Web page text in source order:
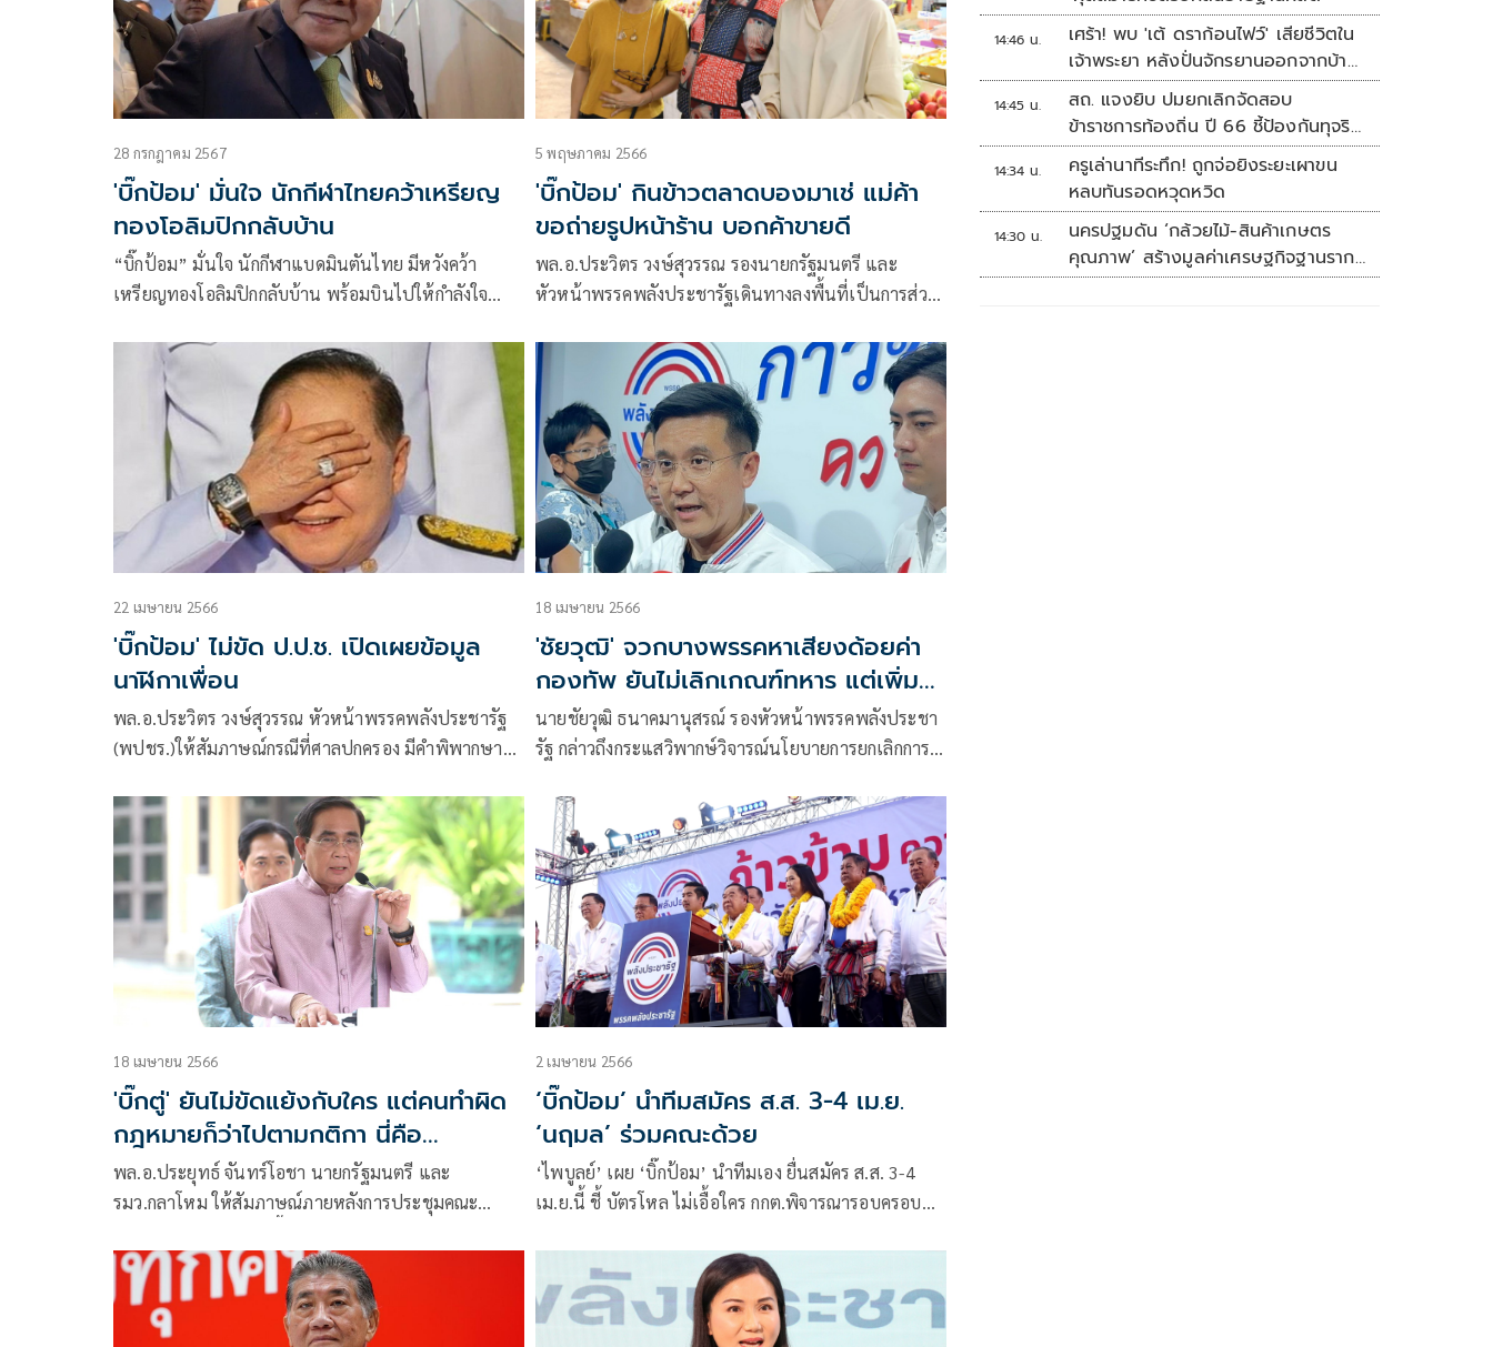
28 กรกฎาคม 2567
'บิ๊กป้อม' มั่นใจ นักกีฬาไทยคว้าเหรียญ
ทองโอลิมปิกกลับบ้าน
“บิ๊กป้อม” มั่นใจ นักกีฬาแบดมินตันไทย มีหวังคว้า
เหรียญทองโอลิมปิกกลับบ้าน พร้อมบินไปให้กำลังใจ
5 พฤษภาคม 2566
'บิ๊กป้อม' กินข้าวตลาดบองมาเช่ แม่ค้า
ขอถ่ายรูปหน้าร้าน บอกค้าขายดี
พล.อ.ประวิตร วงษ์สุวรรณ รองนายกรัฐมนตรี และ
หัวหน้าพรรคพลังประชารัฐเดินทางลงพื้นที่เป็นการส่วน
22 เมษายน 2566
'บิ๊กป้อม' ไม่ขัด ป.ป.ช. เปิดเผยข้อมูล
นาฬิกาเพื่อน
พล.อ.ประวิตร วงษ์สุวรรณ หัวหน้าพรรคพลังประชารัฐ
(พปชร.)ให้สัมภาษณ์กรณีที่ศาลปกครอง มีคำพิพากษาให้
แห่งชาติ (ป.ป.ช.) เปิดเผยข้อมูลการไต่สวน
18 เมษายน 2566
'ชัยวุฒิ' จวกบางพรรคหาเสียงด้อยค่า
กองทัพ ยันไม่เลิกเกณฑ์ทหาร แต่เพิ่ม
คุณภาพชีวิต
นายชัยวุฒิ ธนาคมานุสรณ์ รองหัวหน้าพรรคพลังประชา
รัฐ กล่าวถึงกระแสวิพากษ์วิจารณ์นโยบายการยกเลิกการ
18 เมษายน 2566
'บิ๊กตู่' ยันไม่ขัดแย้งกับใคร แต่คนทำผิด
กฎหมายก็ว่าไปตามกติกา นี่คือ
ประชาธิปไตย
พล.อ.ประยุทธ์ จันทร์โอชา นายกรัฐมนตรี และ
รมว.กลาโหม ให้สัมภาษณ์ภายหลังการประชุมคณะ
กันทำงาน แม้ช่วงนี้จะเป็นช่วงรัฐบาลรักษาการ แต่ตนได้
เน้นย้ำว่าเป็นหน้าที่ของพวกเรา
2 เมษายน 2566
‘บิ๊กป้อม’ นำทีมสมัคร ส.ส. 3-4 เม.ย.
‘นฤมล’ ร่วมคณะด้วย
‘ไพบูลย์’ เผย ‘บิ๊กป้อม’ นําทีมเอง ยื่นสมัคร ส.ส. 3-4
เม.ย.นี้ ชี้ บัตรโหล ไม่เอื้อใคร กกต.พิจารณารอบครอบ
14:46 น.
เศร้า! พบ 'เต้ ดราก้อนไฟว์' เสียชีวิตใน
เจ้าพระยา หลังปั่นจักรยานออกจากบ้าน
ตี 4
14:45 น.
สถ. แจงยิบ ปมยกเลิกจัดสอบ
ข้าราชการท้องถิ่น ปี 66 ชี้ป้องกันทุจริต
หวั่นรัฐเสียหาย
14:34 น.
ครูเล่านาทีระทึก! ถูกจ่อยิงระยะเผาขน
หลบทันรอดหวุดหวิด
14:30 น.
นครปฐมดัน ‘กล้วยไม้-สินค้าเกษตร
คุณภาพ’ สร้างมูลค่าเศรษฐกิจฐานราก
ตั้งเป้าเงินสะพัด 10 ล้านบาท